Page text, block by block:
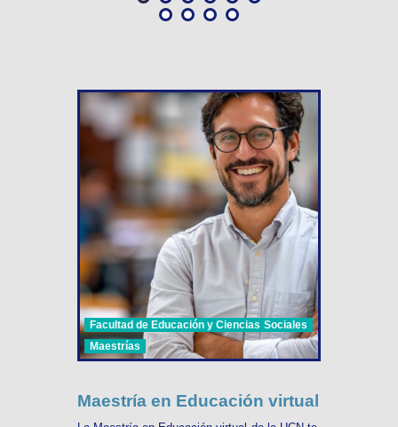
Facultad de Educación y Ciencias Sociales
Maestrías
Maestría en Educación virtual